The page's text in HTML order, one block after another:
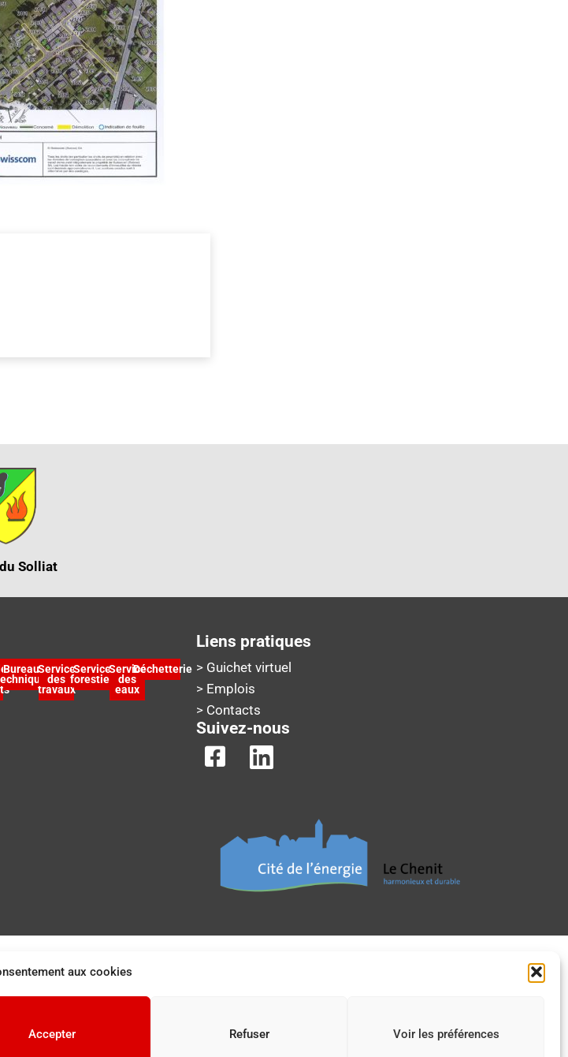
aux cookies
Accepter Refuser Voir les préférences
Solliat
BureauService
des
travaux
Service
forestier
Service
des
eaux
Déchetterie
Liens pratiques
> Guichet virtuel
> Emplois
> Contacts
Suivez-nous